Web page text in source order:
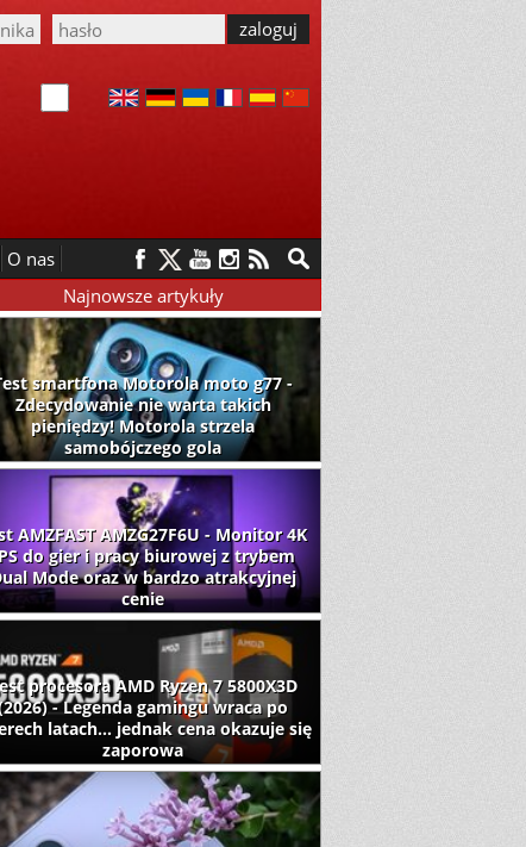
O nas
Najnowsze artykuły
smartfona Motorola moto g77 -
Zdecydowanie nie warta takich
pieniędzy! Motorola strzela
samobójczego gola
AMZFAST AMZG27F6U - Monitor 4K
do gier i pracy biurowej z trybem
Mode oraz w bardzo atrakcyjnej
cenie
procesora AMD Ryzen 7 5800X3D
- Legenda gamingu wraca po
latach... jednak cena okazuje się
zaporowa